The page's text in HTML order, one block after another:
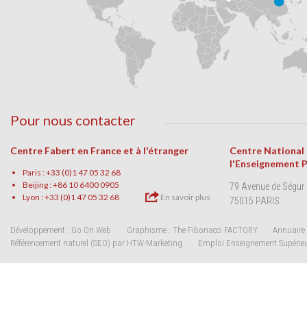
Pour nous contacter
Centre Fabert en France et à l'étranger
Paris : +33 (0)1 47 05 32 68
Beijing : +86 10 6400 0905
Lyon : +33 (0)1 47 05 32 68
En savoir plus
Centre National
l'Enseignement
79 Avenue de Ségur
75015 PARIS
Développement : Go On Web Graphisme : The Fibonacci FACTORY
Annuaire
Référencement naturel (SEO) par HTW-Marketing
Emploi Enseignement